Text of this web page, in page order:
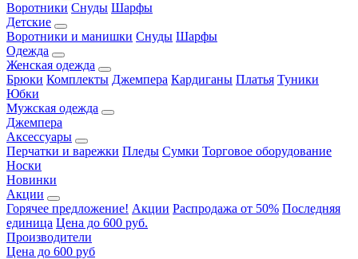
Воротники Снуды Шарфы
Детские
Воротники и манишки Снуды Шарфы
Одежда
Женская одежда
Брюки Комплекты Джемпера Кардиганы Платья Туники
Юбки
Мужская одежда
Джемпера
Аксессуары
Перчатки и варежки Пледы Сумки Торговое оборудование
Носки
Новинки
Акции
Горячее предложение! Акции Распродажа от 50% Последняя
единица Цена до 600 руб.
Производители
Цена до 600 руб